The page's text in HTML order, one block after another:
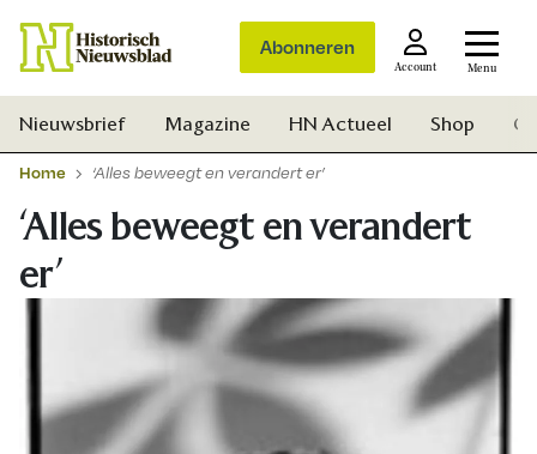
Abonneren
Account Menu
Nieuwsbrief Magazine HN Actueel Shop
Home ‘Alles beweegt en verandert er’
‘Alles beweegt en verandert
er’